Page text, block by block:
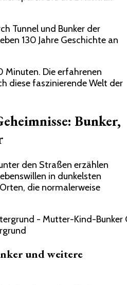
Tunnel und Bunker der
130 Jahre Geschichte an
Minuten. Die erfahrenen
diese faszinierende Welt der
Bunker,
den Straßen erzählen
in dunkelsten
die normalerweise
und weitere